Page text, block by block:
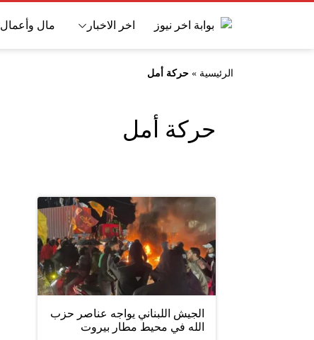
اخر الاخبار مال وأعمال
الرئيسية »حركة أمل
حركة أمل
الجيش اللبناني يواجه عناصر حزب
الله في محيط مطار بيروت